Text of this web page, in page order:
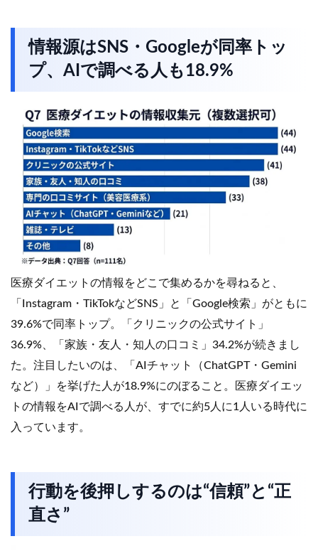
情報源はSNS・Googleが同率トッ
プ、AIで調べる人も18.9%
医療ダイエットの情報をどこで集めるかを尋ねると、
「Instagram・TikTokなどSNS」と「Google検索」がともに
39.6%で同率トップ。「クリニックの公式サイト」
36.9%、「家族・友人・知人の口コミ」34.2%が続きまし
た。注目したいのは、「AIチャット（ChatGPT・Gemini
など）」を挙げた人が18.9%にのぼること。医療ダイエッ
トの情報をAIで調べる人が、すでに約5人に1人いる時代に
入っています。
行動を後押しするのは“信頼”と“正
直さ”